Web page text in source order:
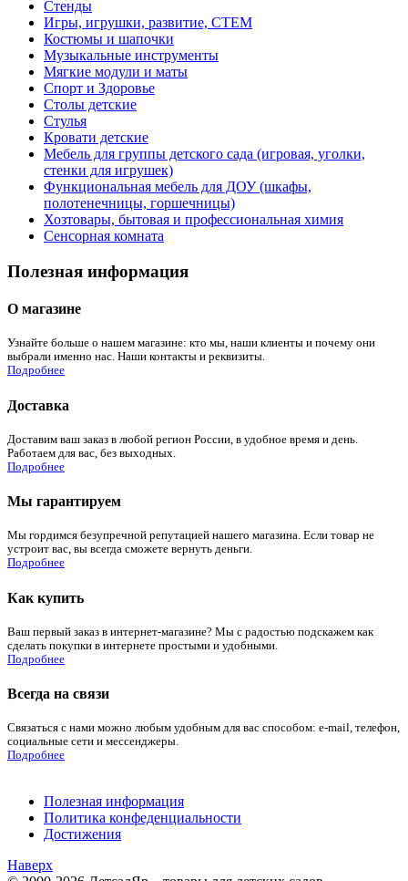
Стенды
Игры, игрушки, развитие, СТЕМ
Костюмы и шапочки
Музыкальные инструменты
Мягкие модули и маты
Спорт и Здоровье
Столы детские
Стулья
Кровати детские
Мебель для группы детского сада (игровая, уголки,
стенки для игрушек)
Функциональная мебель для ДОУ (шкафы,
полотенечницы, горшечницы)
Хозтовары, бытовая и профессиональная химия
Сенсорная комната
Полезная информация
О магазине
Узнайте больше о нашем магазине: кто мы, наши клиенты и почему они
выбрали именно нас. Наши контакты и реквизиты.
Подробнее
Доставка
Доставим ваш заказ в любой регион России, в удобное время и день.
Работаем для вас, без выходных.
Подробнее
Мы гарантируем
Мы гордимся безупречной репутацией нашего магазина. Если товар не
устроит вас, вы всегда сможете вернуть деньги.
Подробнее
Как купить
Ваш первый заказ в интернет-магазине? Мы с радостью подскажем как
сделать покупки в интернете простыми и удобными.
Подробнее
Всегда на связи
Связаться с нами можно любым удобным для вас способом: e-mail, телефон,
социальные сети и мессенджеры.
Подробнее
Полезная информация
Политика конфеденциальности
Достижения
Наверх